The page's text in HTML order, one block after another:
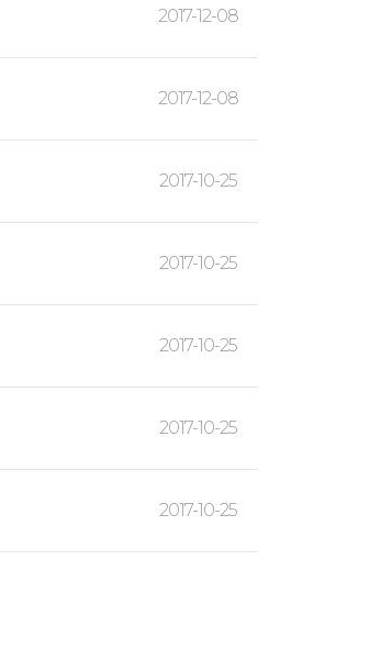
2017-12-08
2017-12-08
2017-10-25
2017-10-25
2017-10-25
2017-10-25
2017-10-25